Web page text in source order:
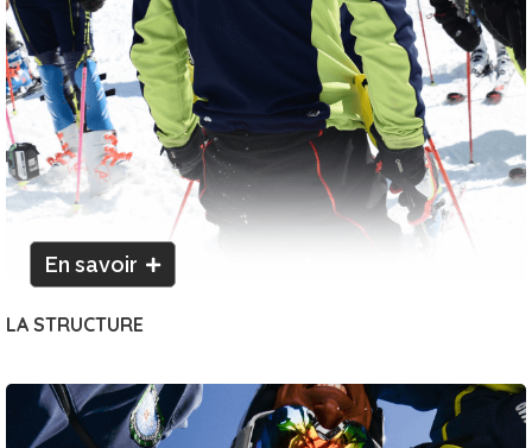
En savoir
LA STRUCTURE